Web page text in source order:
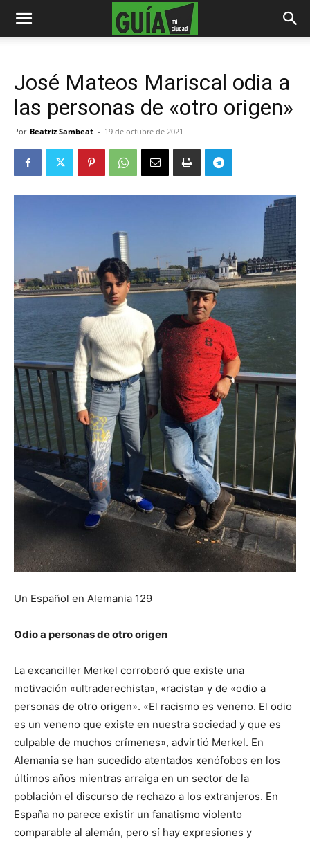
José Mateos Mariscal odia a
las personas de «otro origen»
Por Beatriz Sambeat - 19 de octubre de 2021
Un Español en Alemania 129
Odio a personas de otro origen
La excanciller Merkel corroboró que existe una
motivación «ultraderechista», «racista» y de «odio a
personas de otro origen». «El racismo es veneno. El odio
es un veneno que existe en nuestra sociedad y que es
culpable de muchos crímenes», advirtió Merkel. En
Alemania se han sucedido atentados xenófobos en los
últimos años mientras arraiga en un sector de la
población el discurso de rechazo a los extranjeros. En
España no parece existir un fanatismo violento
comparable al alemán, pero sí hay expresiones y